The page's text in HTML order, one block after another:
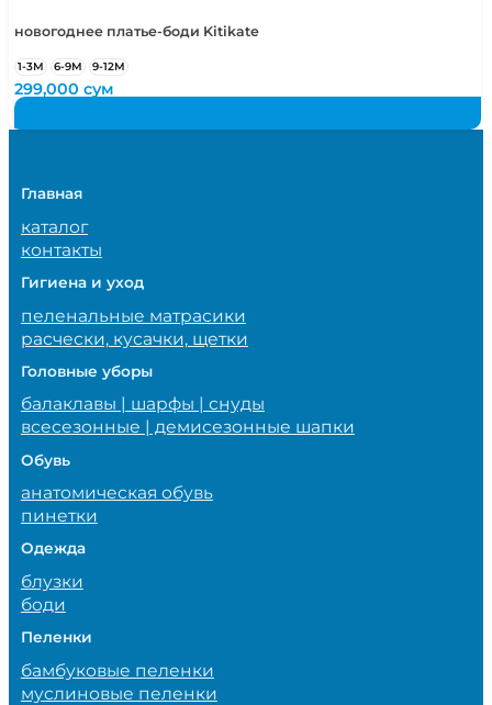
новогоднее платье-боди Kitikate
1-3М 6-9М 9-12М
299,000сум
Главная
каталог
контакты
Гигиена и уход
пеленальные матрасики
расчески, кусачки, щетки
Головные уборы
балаклавы | шарфы | снуды
всесезонные | демисезонные шапки
Обувь
анатомическая обувь
пинетки
Одежда
блузки
боди
Пеленки
бамбуковые пеленки
муслиновые пеленки